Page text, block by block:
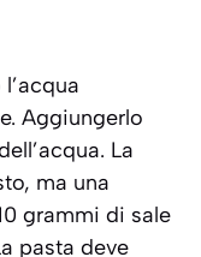
Aggiungerlo
La
ma una
grammi di sale
pasta deve